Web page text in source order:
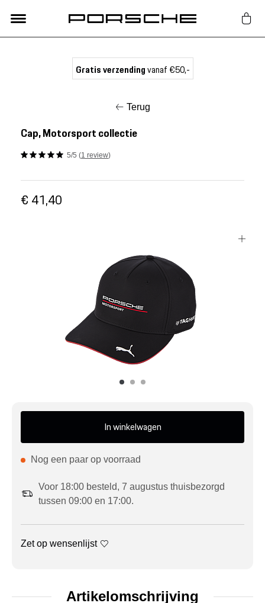
Nieuw
Acties
Meer Porsche
Gratis verzendingvanaf €50,-
Terug
Cap, Motorsport collectie
5/5 (1 review)
€ 41,40
In winkelwagen
Nog een paar op voorraad
Voor 18:00 besteld, 7 augustus thuisbezorgd
tussen 09:00 en 17:00.
Zet op wensenlijst
Artikelomschrijving